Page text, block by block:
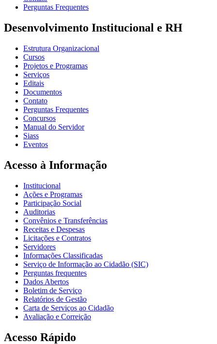
Perguntas Frequentes
Desenvolvimento Institucional e RH
Estrutura Organizacional
Cursos
Projetos e Programas
Serviços
Editais
Documentos
Contato
Perguntas Frequentes
Concursos
Manual do Servidor
Siass
Eventos
Acesso à Informação
Institucional
Ações e Programas
Participação Social
Auditorias
Convênios e Transferências
Receitas e Despesas
Licitações e Contratos
Servidores
Informações Classificadas
Serviço de Informação ao Cidadão (SIC)
Perguntas frequentes
Dados Abertos
Boletim de Serviço
Relatórios de Gestão
Carta de Serviços ao Cidadão
Avaliação e Correição
Acesso Rápido